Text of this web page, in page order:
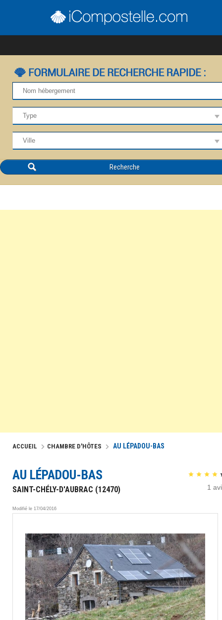
ACCUEIL CHAMBRE D'HÔTES AU LÉPADOU-BAS
1
AU LÉPADOU-BAS
SAINT-CHÉLY-D'AUBRAC (12470)
Modifié le 17/04/2016